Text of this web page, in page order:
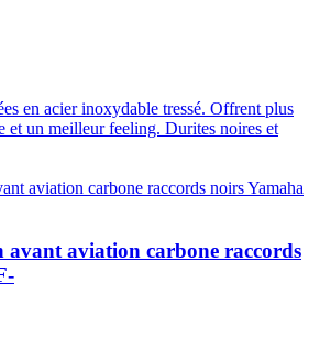
en acier inoxydable tressé. Offrent plus
et un meilleur feeling. Durites noires et
aviation carbone raccords